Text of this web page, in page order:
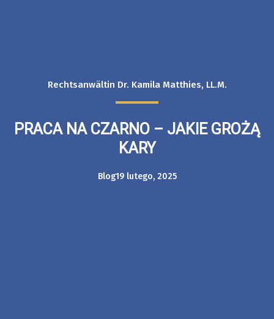
Rechtsanwältin Dr. Kamila Matthies, LL.M.
PRACA NA CZARNO – JAKIE GROŻĄ
KARY
Blog19 lutego, 2025